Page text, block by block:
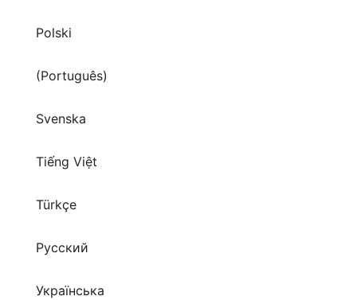
Polski
(Português)
Svenska
Tiếng Việt
Türkçe
Русский
Українська